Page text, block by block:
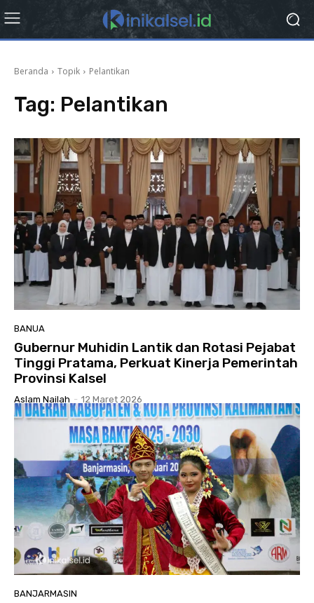
Beranda Topik Pelantikan
Tag: Pelantikan
BANUA
Gubernur Muhidin Lantik dan Rotasi Pejabat
Tinggi Pratama, Perkuat Kinerja Pemerintah
Provinsi Kalsel
Aslam Nailah - 12 Maret 2026
BANJARMASIN